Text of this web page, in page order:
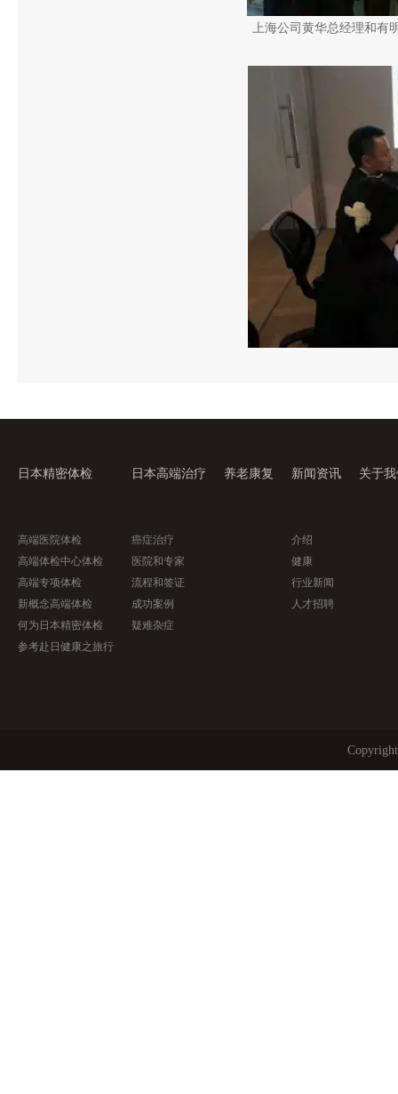
上海公司黄华总经理和
日本精密体检
高端医院体检
高端体检中心体检
高端专项体检
新概念高端体检
何为日本精密体检
参考赴日健康之旅行
日本高端治疗
癌症治疗
医院和专家
流程和签证
成功案例
疑难杂症
养老康复 新闻资讯
介绍
健康
行业新闻
人才招聘
关于